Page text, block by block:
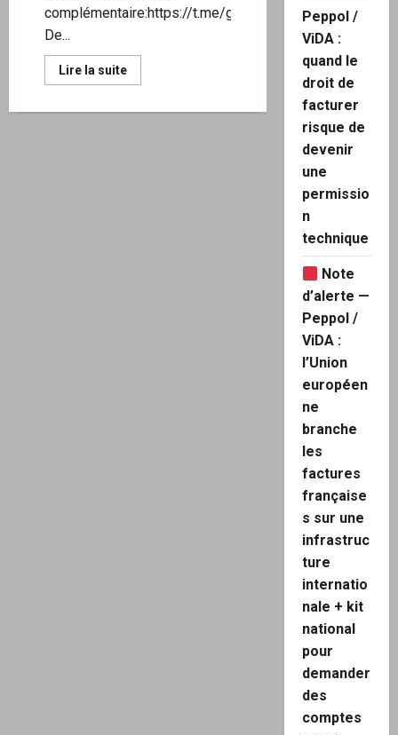
complémentaire:https://t.me/groupeanonyme/37
De...
Lire la suiteEn
savoir
Peppol /
ViDA :
quand le
droit de
facturer
risque de
devenir
une
permissio
n
technique
Note
d’alerte —
Peppol /
ViDA :
l’Union
européen
ne
branche
les
factures
française
s sur une
infrastruc
ture
internatio
nale + kit
national
pour
demander
des
comptes